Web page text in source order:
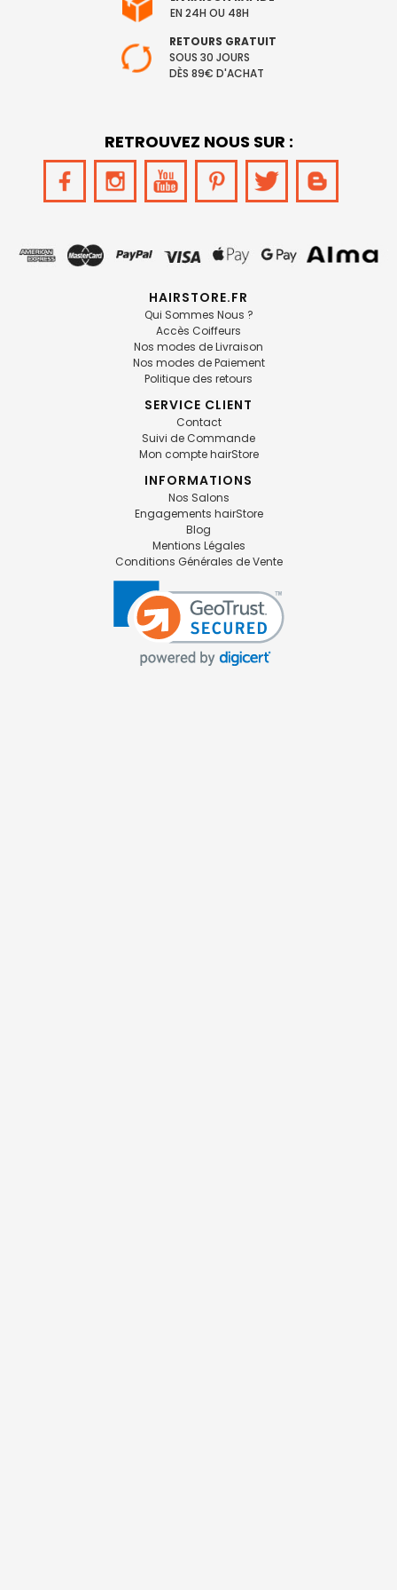
EN 24H OU 48H
RETOURS GRATUIT
SOUS 30 JOURS
DÈS 89€ D'ACHAT
RETROUVEZ NOUS SUR :
HAIRSTORE.FR
Qui Sommes Nous ?
Accès Coiffeurs
Nos modes de Livraison
Nos modes de Paiement
Politique des retours
SERVICE CLIENT
Contact
Suivi de Commande
Mon compte hairStore
INFORMATIONS
Nos Salons
Engagements hairStore
Blog
Mentions Légales
Conditions Générales de Vente